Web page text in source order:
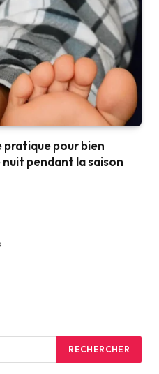
pratique pour bien
pendant la saison